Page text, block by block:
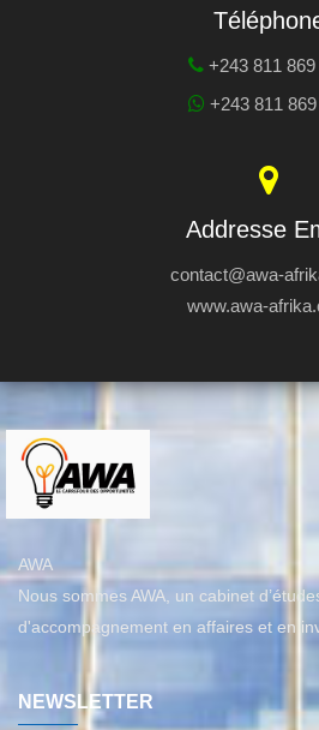
+243 811 869
+243 811
Addresse
contact@awa-
www.awa-
AWA
Nous sommes AWA, un cabinet
d'accompagnement en affaires et en
NEWSLETTER